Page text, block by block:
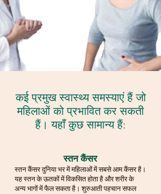
कई प्रमुख स्वास्थ्य समस्याएं हैं जो
महिलाओं को प्रभावित कर सकती
हैं। यहाँ कुछ सामान्य हैं:
स्तन कैंसर
स्तन कैंसर दुनिया भर में महिलाओं में सबसे आम कैंसर है।
यह स्तन के ऊतकों में विकसित होता है और शरीर के
अन्य भागों में फैल सकता है। शुरुआती पहचान सफल